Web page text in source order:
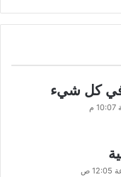
في كل شيء